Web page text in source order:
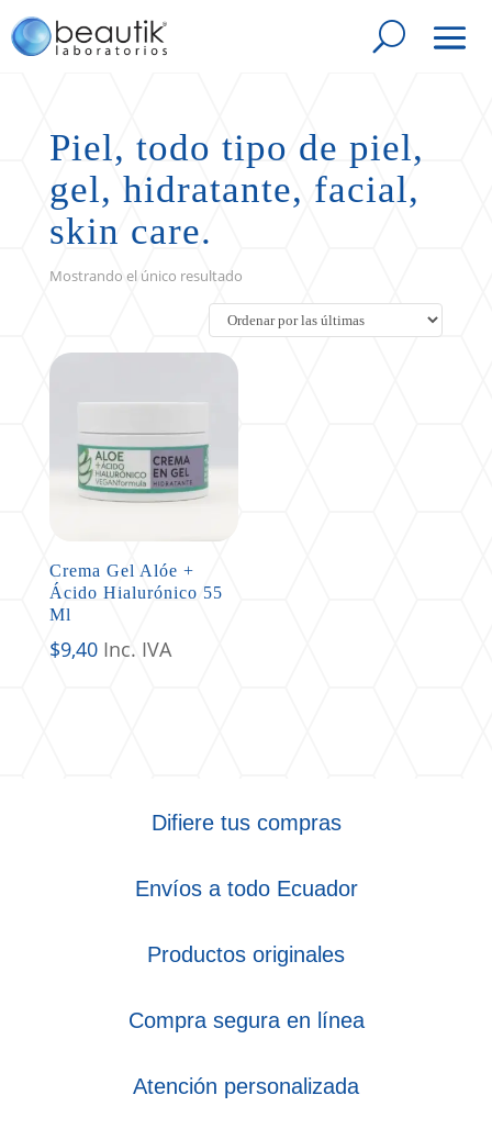
Piel, todo tipo de piel,
gel, hidratante, facial,
skin care.
Mostrando el único resultado
Crema Gel Alóe +
Ácido Hialurónico 55
Ml
$9,40 Inc. IVA
Difiere tus compras
Envíos a todo Ecuador
Productos originales
Compra segura en línea
Atención personalizada